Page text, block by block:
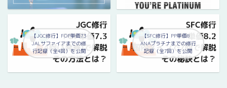
【JGC修行】FOP単価7.3
JALサファイアまでの修
行記録（全4回）を公開
【SFC修行】PP単価8
ANAプラチナまでの修行
記録（全7回）を公開